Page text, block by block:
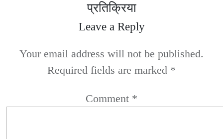
प्रतिक्रिया
Leave a Reply
Your email address will not be published.
Required fields are marked *
Comment *